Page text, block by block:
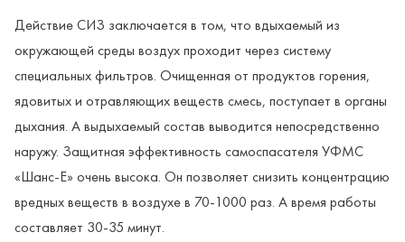
Действие СИЗ заключается в том, что вдыхаемый из
окружающей среды воздух проходит через систему
специальных фильтров. Очищенная от продуктов горения,
ядовитых и отравляющих веществ смесь, поступает в органы
дыхания. А выдыхаемый состав выводится непосредственно
наружу. Защитная эффективность самоспасателя УФМС
«Шанс-Е» очень высока. Он позволяет снизить концентрацию
вредных веществ в воздухе в 70-1000 раз. А время работы
составляет 30-35 минут.